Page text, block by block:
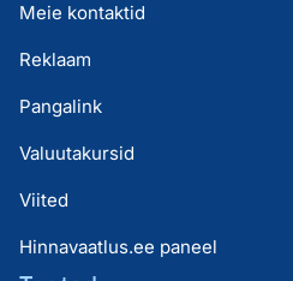
Meie kontaktid
Reklaam
Pangalink
Valuutakursid
Viited
Hinnavaatlus.ee paneel